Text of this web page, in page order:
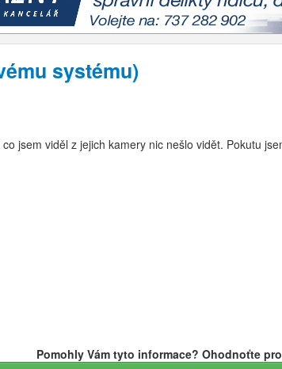
systému)
jsem viděl z jejich kamery nic nešlo vidět. Pokutu
Pomohly Vám tyto informace? Ohodnoťte